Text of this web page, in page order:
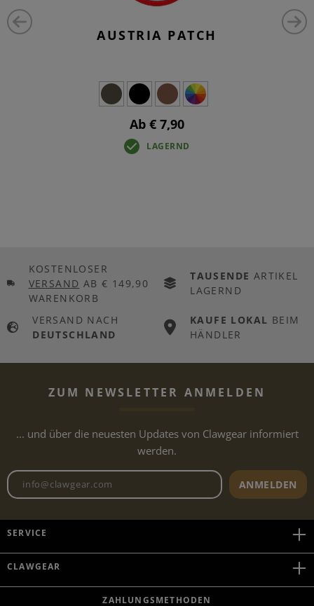
AUSTRIA PATCH
Ab € 7,90
LAGERND
KOSTENLOSER
VERSAND AB € 149,90
WARENKORB
TAUSENDE ARTIKEL
LAGERND
VERSAND NACH
DEUTSCHLAND
KAUFE LOKAL BEIM
HÄNDLER
ZUM NEWSLETTER ANMELDEN
... und über die neuesten Updates von Clawgear informiert
werden.
Newsletter E-Mail-Adresse
ANMELDEN
SERVICE
CLAWGEAR
ZAHLUNGSMETHODEN